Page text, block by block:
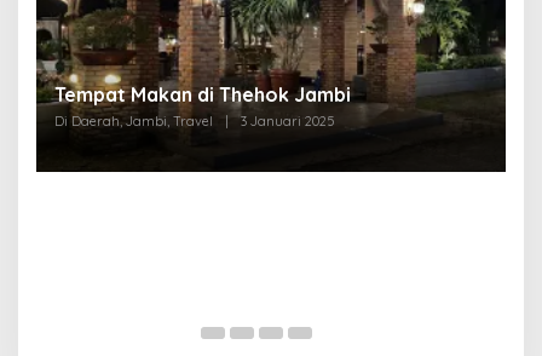
Tempat Makan di Thehok Jambi
Di Daerah, Jambi, Travel | 3 Januari 2025